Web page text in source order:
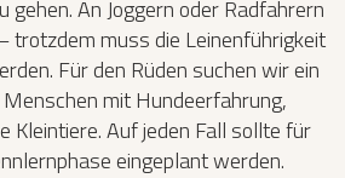
gehen. An Joggern oder Radfahrern
trotzdem muss die Leinenführigkeit
Für den Rüden suchen wir ein
mit Hundeerfahrung,
Kleintiere. Auf jeden Fall sollte für
eingeplant werden.